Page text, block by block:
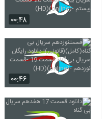
۰۰:۴۸
۰۰:۴۶